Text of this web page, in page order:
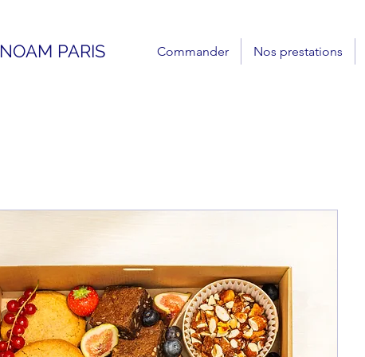
NOAM PARIS Commander Nos prestations